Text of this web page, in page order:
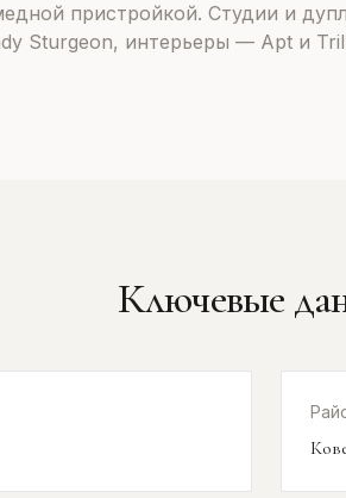
пристройкой. Студии и
Sturgeon, интерьеры — Apt и
Ключевые